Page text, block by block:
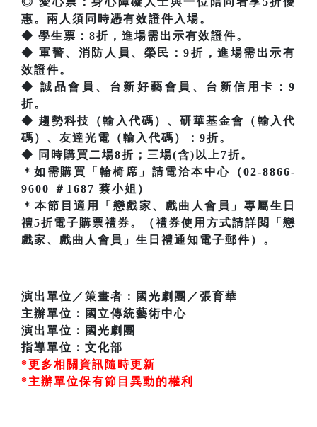
惠。兩人須同時憑有效證件入場。
◆ 學生票：8折，進場需出示有效證件。
◆ 軍警、消防人員、榮民：9折，進場需出示有
效證件。
◆ 誠品會員、台新好藝會員、台新信用卡：9
折。
◆ 趨勢科技（輸入代碼）、研華基金會（輸入代
碼）、友達光電（輸入代碼）：9折。
◆ 同時購買二場8折；三場(含)以上7折。
＊如需購買「輪椅席」請電洽本中心（02-8866-
9600 ＃1687 蔡小姐）
＊本節目適用「戀戲家、戲曲人會員」專屬生日
禮5折電子購票禮券。（禮券使用方式請詳閱「戀
戲家、戲曲人會員」生日禮通知電子郵件）。
演出單位／策畫者：國光劇團／張育華
主辦單位：國立傳統藝術中心
演出單位：國光劇團
指導單位：文化部
*更多相關資訊隨時更新
*主辦單位保有節目異動的權利